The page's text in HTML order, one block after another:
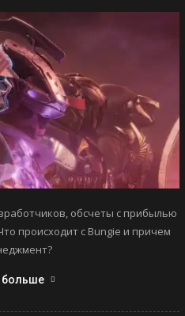
обсчеты с прибылью
происходит с Bungie и причем
больше